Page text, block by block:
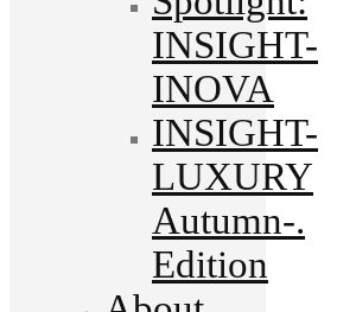
INSIGHT-
INOVA
INSIGHT-
LUXURY
Autumn-.
Edition